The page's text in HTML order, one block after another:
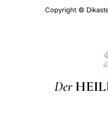
Copyright ©
Der